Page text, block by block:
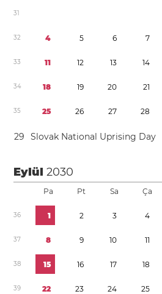
31
32 4 5 6 7
33 11 12 13 14
34 18 19 20 21
35 25 26 27 28
29 Slovak National Uprising Day
Eylül2030
Pa Pt Sa Ça
36 1 2 3 4
37 8 9 10 11
38 15 16 17 18
39 22 23 24 25